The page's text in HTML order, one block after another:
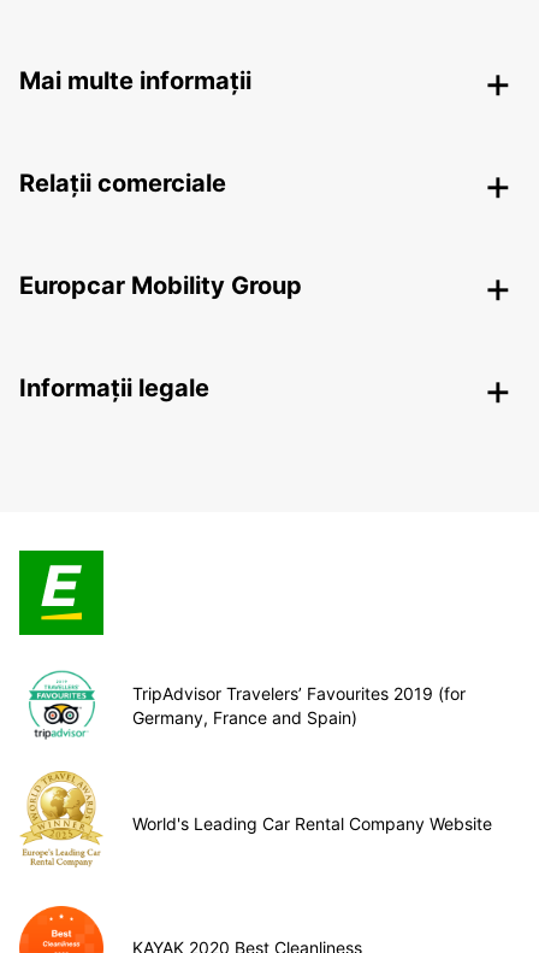
Mai multe informații
Relații comerciale
Europcar Mobility Group
Informații legale
TripAdvisor Travelers’ Favourites 2019 (for
Germany, France and Spain)
World's Leading Car Rental Company Website
KAYAK 2020 Best Cleanliness